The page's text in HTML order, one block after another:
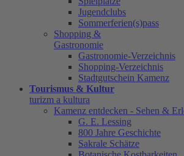
Jugendclubs
Sommerferien(s)pass
Shopping &
Gastronomie
Gastronomie-Verzeichnis
Shopping-Verzeichnis
Stadtgutschein Kamenz
Tourismus & Kultur
turizm a kultura
Kamenz entdecken - Sehen &
G. E. Lessing
800 Jahre Geschichte
Sakrale Schätze